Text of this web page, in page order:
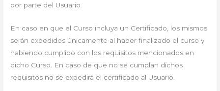
por parte del Usuario.
En caso en que el Curso incluya un Certificado, los mismos
serán expedidos únicamente al haber finalizado el curso y
habiendo cumplido con los requisitos mencionados en
dicho Curso. En caso de que no se cumplan dichos
requisitos no se expedirá el certificado al Usuario.